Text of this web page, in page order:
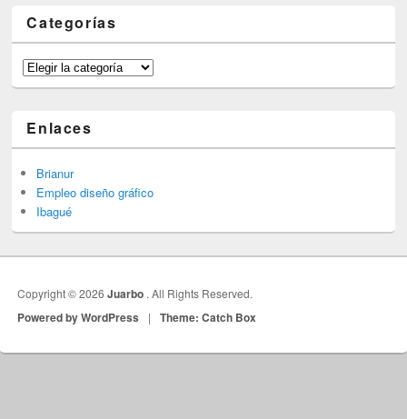
Categorías
Categorías
Enlaces
Brianur
Empleo diseño gráfico
Ibagué
Copyright © 2026Juarbo . All Rights Reserved.
Powered by WordPress | Theme: Catch Box